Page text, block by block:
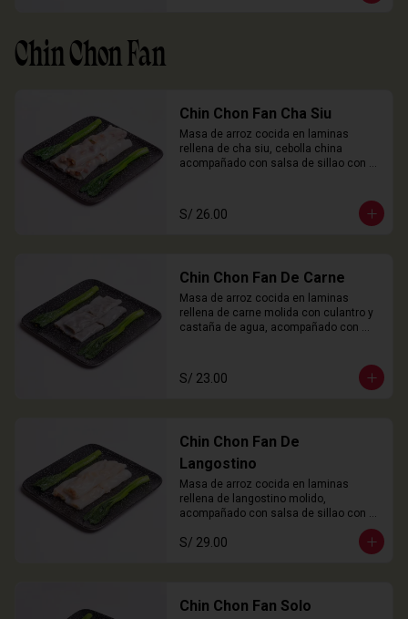
Chin Chon Fan
Chin Chon Fan Cha Siu
Masa de arroz cocida en laminas
rellena de cha siu, cebolla china
acompañado con salsa de sillao con
S/ 26.00
Chin Chon Fan De Carne
Masa de arroz cocida en laminas
rellena de carne molida con culantro y
castaña de agua, acompañado con
3 Unidades
S/ 23.00
Chin Chon Fan De
Langostino
Masa de arroz cocida en laminas
rellena de langostino molido,
acompañado con salsa de sillao con
3 Unidades
S/ 29.00
Chin Chon Fan Solo